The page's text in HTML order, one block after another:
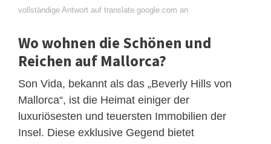
vollständige Antwort auf translate.google.com an
Wo wohnen die Schönen und
Reichen auf Mallorca?
Son Vida, bekannt als das „Beverly Hills von
Mallorca“, ist die Heimat einiger der
luxuriösesten und teuersten Immobilien der
Insel. Diese exklusive Gegend bietet